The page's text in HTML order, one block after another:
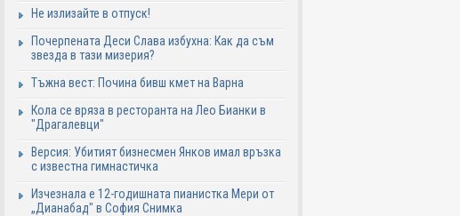
Не излизайте в отпуск!
Почерпената Деси Слава избухна: Как да съм
звезда в тази мизерия?
Тъжна вест: Почина бивш кмет на Варна
Кола се вряза в ресторанта на Лео Бианки в
"Драгалевци"
Версия: Убитият бизнесмен Янков имал връзка
с известна гимнастичка
Изчезнала е 12-годишната пианистка Мери от
„Дианабад" в София Снимка